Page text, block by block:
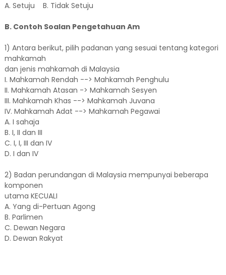
A. Setuju B. Tidak Setuju
B. Contoh Soalan Pengetahuan Am
1) Antara berikut, pilih padanan yang sesuai tentang kategori
mahkamah
dan jenis mahkamah di Malaysia
I. Mahkamah Rendah --> Mahkamah Penghulu
II. Mahkamah Atasan -> Mahkamah Sesyen
III. Mahkamah Khas --> Mahkamah Juvana
IV. Mahkamah Adat --> Mahkamah Pegawai
A. I sahaja
B. I, II dan III
C. I, I, III dan IV
D. I dan IV
2) Badan perundangan di Malaysia mempunyai beberapa
komponen
utama KECUALI
A. Yang di-Pertuan Agong
B. Parlimen
C. Dewan Negara
D. Dewan Rakyat